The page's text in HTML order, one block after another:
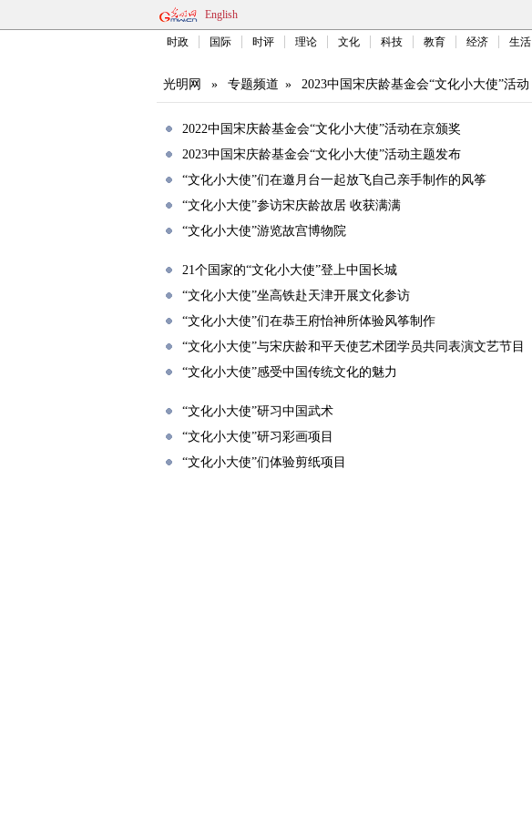
English
时政 国际 时评 理论 文化 科技 教育 经济 生活
光明网 » 专题频道 » 2023中国宋庆龄基金会“文化小大使”活动
2022中国宋庆龄基金会“文化小大使”活动在京颁奖
2023中国宋庆龄基金会“文化小大使”活动主题发布
“文化小大使”们在邀月台一起放飞自己亲手制作的风筝
“文化小大使”参访宋庆龄故居 收获满满
“文化小大使”游览故宫博物院
21个国家的“文化小大使”登上中国长城
“文化小大使”坐高铁赴天津开展文化参访
“文化小大使”们在恭王府怡神所体验风筝制作
“文化小大使”与宋庆龄和平天使艺术团学员共同表演文艺节目
“文化小大使”感受中国传统文化的魅力
“文化小大使”研习中国武术
“文化小大使”研习彩画项目
“文化小大使”们体验剪纸项目